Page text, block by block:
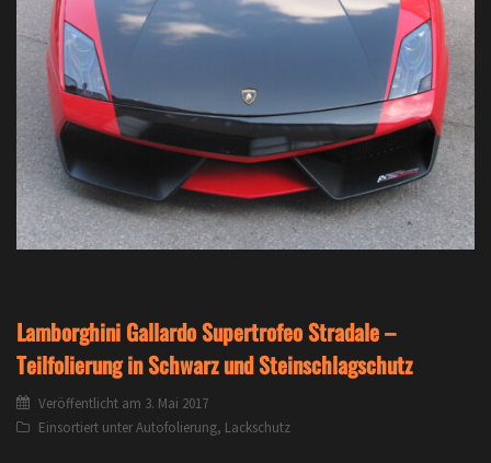
Lamborghini Gallardo Supertrofeo Stradale –
Teilfolierung in Schwarz und Steinschlagschutz
Veröffentlicht am 3. Mai 2017
Einsortiert unterAutofolierung, Lackschutz